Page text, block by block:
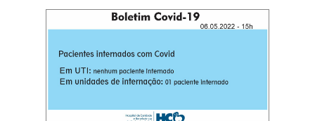
procura?